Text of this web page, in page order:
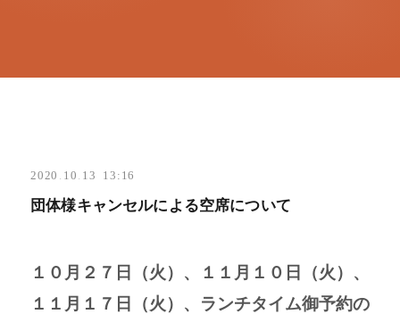
2020 . 10 . 13 13:16
団体様キャンセルによる空席について
１０月２７日（火）、１１月１０日（火）、
１１月１７日（火）、ランチタイム御予約の